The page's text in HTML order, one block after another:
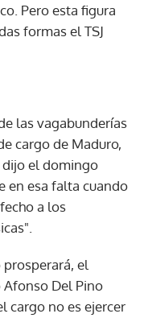
Pero esta figura
formas el TSJ
las vagabunderías
cargo de Maduro,
dijo el domingo
en esa falta cuando
a los
el
Del Pino
cargo no es ejercer